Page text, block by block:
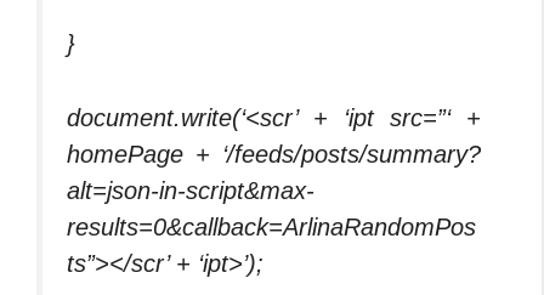
}
document.write(‘<scr’ + ‘ipt src=”‘ +
homePage + ‘/feeds/posts/summary?
alt=json-in-script&max-
results=0&callback=ArlinaRandomPos
ts”></scr’ + ‘ipt>’);